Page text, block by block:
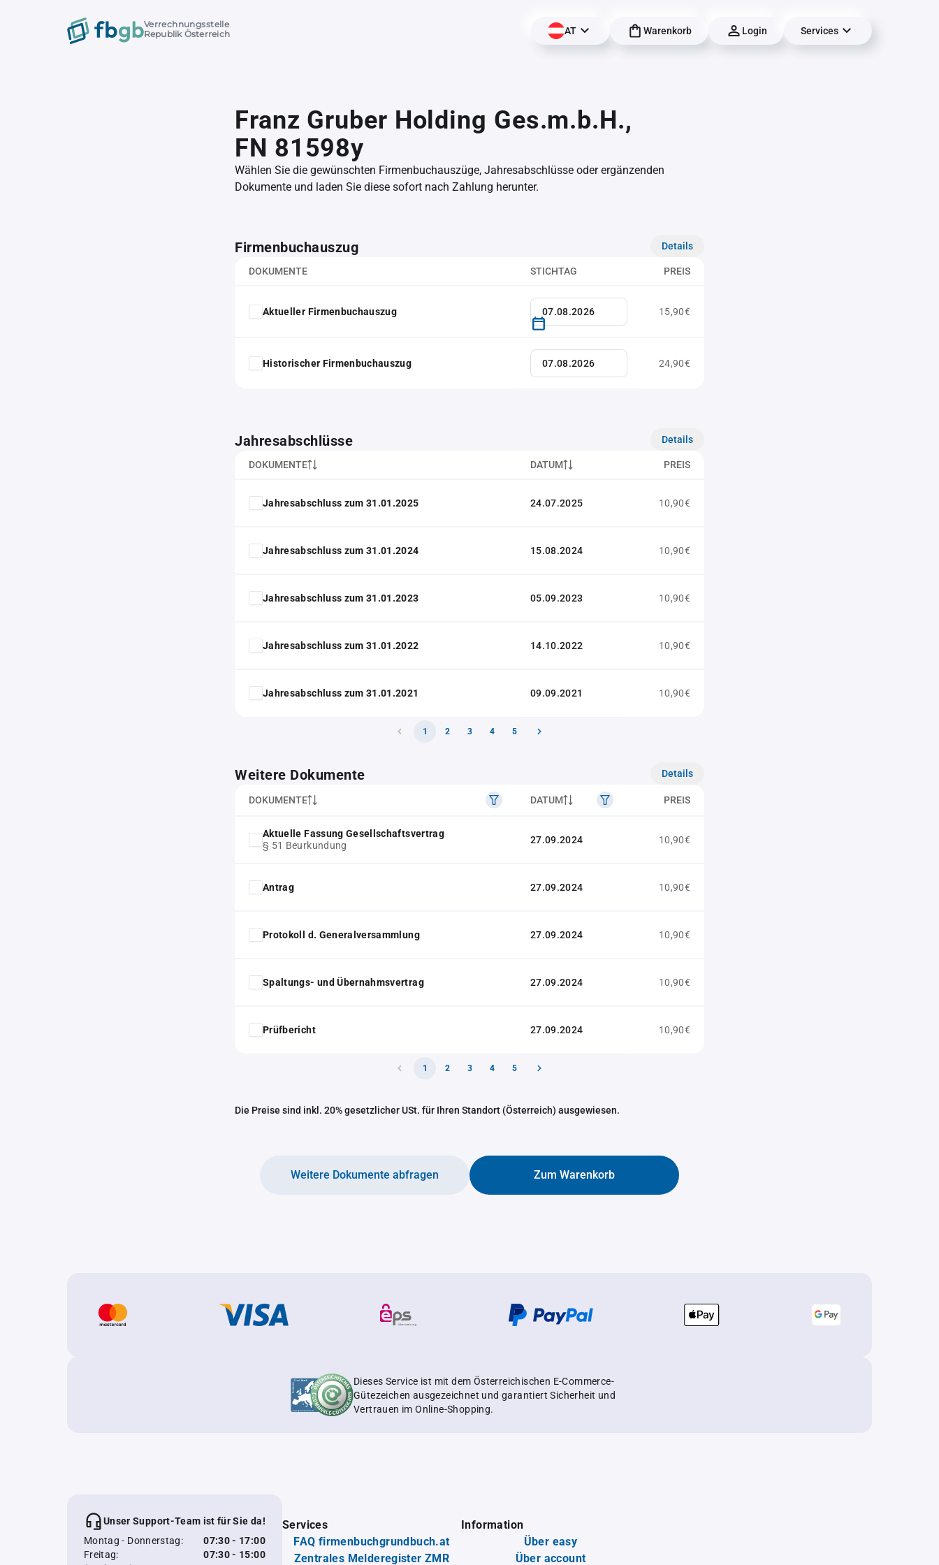
Verrechnungsstelle
Republik Österreich
AT Warenkorb Login Services
Franz Gruber Holding Ges.m.b.H.,
FN 81598y
Wählen Sie die gewünschten Firmenbuchauszüge, Jahresabschlüsse oder ergänzenden
Dokumente und laden Sie diese sofort nach Zahlung herunter.
Firmenbuchauszug Details
DOKUMENTE STICHTAG PREIS
Aktueller Firmenbuchauszug 15,90€
Historischer Firmenbuchauszug 24,90€
Jahresabschlüsse Details
DOKUMENTE DATUM PREIS
Jahresabschluss zum 31.01.2025 24.07.2025 10,90€
Jahresabschluss zum 31.01.2024 15.08.2024 10,90€
Jahresabschluss zum 31.01.2023 05.09.2023 10,90€
Jahresabschluss zum 31.01.2022 14.10.2022 10,90€
Jahresabschluss zum 31.01.2021 09.09.2021 10,90€
1 2 3 4 5
Weitere Dokumente Details
DOKUMENTE DATUM PREIS
Aktuelle Fassung Gesellschaftsvertrag
§ 51 Beurkundung
27.09.2024 10,90€
Antrag 27.09.2024 10,90€
Protokoll d. Generalversammlung 27.09.2024 10,90€
Spaltungs- und Übernahmsvertrag 27.09.2024 10,90€
Prüfbericht 27.09.2024 10,90€
1 2 3 4 5
Die Preise sind inkl. 20% gesetzlicher USt. für Ihren Standort (Österreich) ausgewiesen.
Zum Warenkorb
Weitere Dokumente abfragen
Dieses Service ist mit dem Österreichischen E-Commerce-
Gütezeichen ausgezeichnet und garantiert Sicherheit und
Vertrauen im Online-Shopping.
Unser Support-Team ist für Sie da!
Montag - Donnerstag:
07:30 - 17:00
Freitag:
07:30 - 15:00
Services
FAQ firmenbuchgrundbuch.at
Zentrales Melderegister ZMR
Information
Über easy
Über account